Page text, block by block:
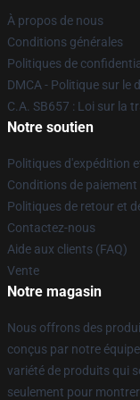
À propos de nous
Conditions générales
Politiques de
DMCA - Politique sur le
C.A. SB657 : Loi sur la
Notre soutien
Politiques d'expédition
Conditions de paiement
Politiques de retour et
Contactez-nous
Aide aux clients (FAQ)
Vente
Notre magasin
Nous offrons des
conçus par notre
variété de produits qui
seulement pour